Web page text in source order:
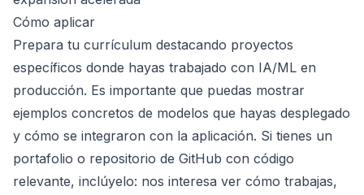
Cómo aplicar
Prepara tu currículum destacando proyectos
específicos donde hayas trabajado con IA/ML en
producción. Es importante que puedas mostrar
ejemplos concretos de modelos que hayas desplegado
y cómo se integraron con la aplicación. Si tienes un
portafolio o repositorio de GitHub con código
relevante, inclúyelo: nos interesa ver cómo trabajas,